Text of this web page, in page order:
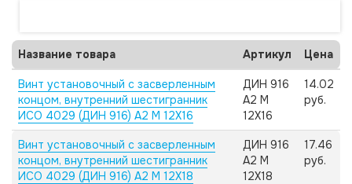
Название товара Артикул Цена
Винт установочный с засверленным
концом, внутренний шестигранник
ИСО 4029 (ДИН 916) А2 M 12X16
ДИН 916
А2 M
12X16
14.02
руб.
Винт установочный с засверленным
концом, внутренний шестигранник
ИСО 4029 (ДИН 916) А2 M 12X18
ДИН 916
А2 M
12X18
17.46
руб.